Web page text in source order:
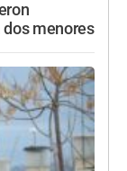
dos menores